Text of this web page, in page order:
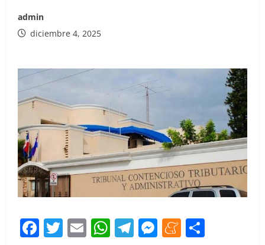
admin
diciembre 4, 2025
Facebook
Twitter
EmailWhatsApp
Telegram
Messenger